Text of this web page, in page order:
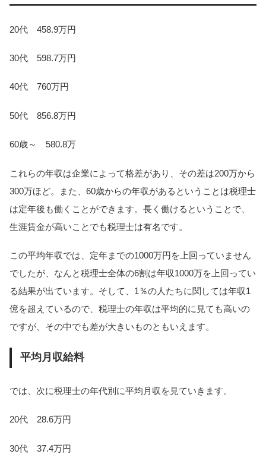
20代 458.9万円
30代 598.7万円
40代 760万円
50代 856.8万円
60歳～ 580.8万
これらの年収は企業によって格差があり、その差は200万から
300万ほど。また、60歳からの年収があるということは税理士
は定年後も働くことができます。長く働けるということで、
生涯賃金が高いことでも税理士は有名です。
この平均年収では、定年までの1000万円を上回っていません
でしたが、なんと税理士全体の6割は年収1000万を上回ってい
る結果が出ています。そして、1％の人たちに関しては年収1
億を超えているので、税理士の年収は平均的に見ても高いの
ですが、その中でも差が大きいものともいえます。
平均月収給料
では、次に税理士の年代別に平均月収を見ていきます。
20代 28.6万円
30代 37.4万円